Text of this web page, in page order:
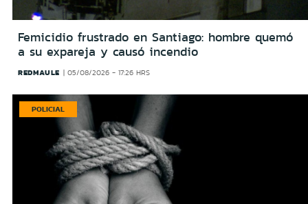
Femicidio frustrado en Santiago: hombre quemó
a su expareja y causó incendio
REDMAULE 05/08/2026 - 17:26 HRS
POLICIAL